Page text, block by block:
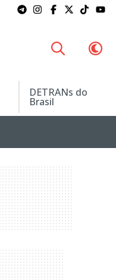
DETRANs do
Brasil